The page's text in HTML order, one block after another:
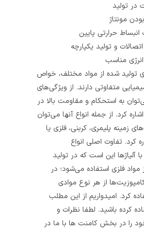
پایین
تولید یکپارچه
از مواد مختلف، خواص
دارند. از ویژگی‌های
و مقاومت بالا در
جمله انواع آن­ها می‌توان
کربنی، فلزی یا
اصلی انواع
این است که در تولید
استفاده می‌شود؛ در
از هر نوع موادی
از این مطلب
لطفا نظرات و
کامنت ها با ما در